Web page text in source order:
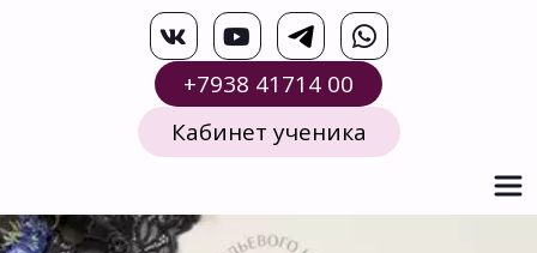
+7938 41714 00
Кабинет ученика